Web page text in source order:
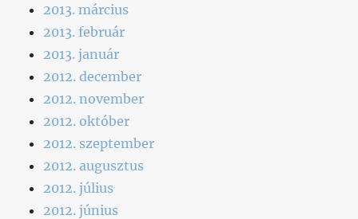
2013. március
2013. február
2013. január
2012. december
2012. november
2012. október
2012. szeptember
2012. augusztus
2012. július
2012. június